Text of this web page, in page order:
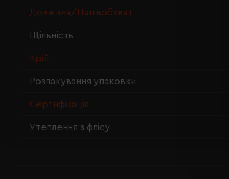
Довжина/Напівобхват
Щільність
Крій
Розпакування упаковки
Сертифікація
Утеплення з флісу